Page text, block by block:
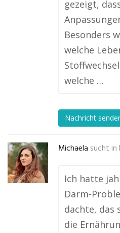
gezeigt,
Besonders
welche
welche …
Nachricht
Michaela sucht in
Ich hatte
Darm-
dachte, das
die